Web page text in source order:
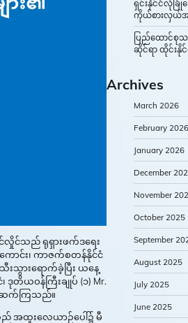
င်လှိုင်သည် ရုရှားဖက်ဒရေး
ောင်း၊ ကာဇက်စတန်နိုင်ငံ
သွားရောက်ခဲ့ပြီး ယနေ့
တိယဝန်ကြီးချုပ် (၁) Mr.
တ်ဆက်ကြသည်။
ည် အထူးလေယာဉ်ပေါ်၌ မီ
ရှင်းနိုင်ငံလုံခြုံ
ကိုယ်စားလှယ်အ
ပြည်ထောင်စုသ
ဆိုင်ရာ ထိုင်းနို
Archives
March 2026
February 2026
January 2026
December
November
October 2025
September
August 2025
July 2025
June 2025